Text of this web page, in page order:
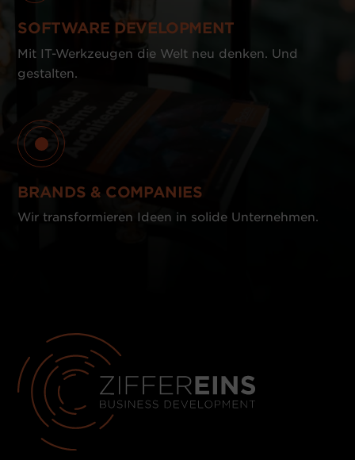
SOFTWARE DEVELOPMENT
Mit IT-Werkzeugen die Welt neu denken. Und
gestalten.
BRANDS & COMPANIES
Wir transformieren Ideen in solide Unternehmen.